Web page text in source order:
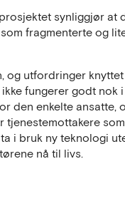
synliggjør at
fragmenterte og
utfordringer
fungerer godt nok
den enkelte ansatte,
i bruk ny teknologi
nå til livs.